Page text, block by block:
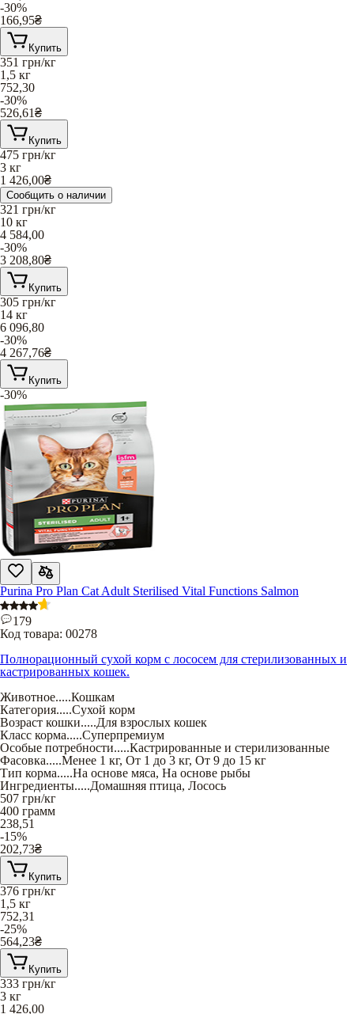
-30%
166,95₴
Купить
351 грн/кг
1,5 кг
752,30
-30%
526,61₴
Купить
475 грн/кг
3 кг
1 426,00₴
Сообщить о наличии
321 грн/кг
10 кг
4 584,00
-30%
3 208,80₴
Купить
305 грн/кг
14 кг
6 096,80
-30%
4 267,76₴
Купить
-30%
Purina Pro Plan Cat Adult Sterilised Vital Functions Salmon
179
Код товара: 00278
Полнорационный сухой корм с лососем для стерилизованных и
кастрированных кошек.
Животное.....Кошкам
Категория.....Сухой корм
Возраст кошки.....Для взрослых кошек
Класс корма.....Суперпремиум
Особые потребности.....Кастрированные и стерилизованные
Фасовка.....Менее 1 кг, От 1 до 3 кг, От 9 до 15 кг
Тип корма.....На основе мяса, На основе рыбы
Ингредиенты.....Домашняя птица, Лосось
507 грн/кг
400 грамм
238,51
-15%
202,73₴
Купить
376 грн/кг
1,5 кг
752,31
-25%
564,23₴
Купить
333 грн/кг
3 кг
1 426,00